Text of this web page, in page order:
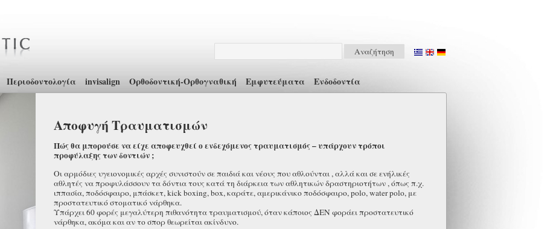
Περιοδοντολογία invisalign Ορθοδοντική-Ορθογναθική Εμφυτεύματα Ενδοδοντία
Αποφυγή Τραυματισμών
Πώς θα μπορούσε να είχε αποφευχθεί ο ενδεχόμενος τραυματισμός – υπάρχουν τρόποι
προφύλαξης των δοντιών ;
Οι αρμόδιες υγειονομικές αρχές συνιστούν σε παιδιά και νέους που αθλούνται , αλλά και σε ενήλικές
αθλητές να προφυλάσσουν τα δόντια τους κατά τη διάρκεια των αθλητικών δραστηριοτήτων , όπως π.χ.
ιππασία, ποδόσφαιρο, μπάσκετ, kick boxing, box, καράτε, αμερικάνικο ποδόσφαιρο, polo, water polo, με
προστατευτικό στοματικό νάρθηκα.
Υπάρχει 60 φορές μεγαλύτερη πιθανότητα τραυματισμού, όταν κάποιος ΔΕΝ φοράει προστατευτικό
νάρθηκα, ακόμα και αν το σπορ θεωρείται ακίνδυνο.